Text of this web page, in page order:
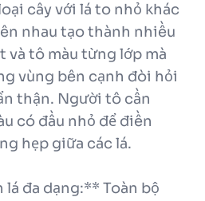
cây với lá to nhỏ khác
nhau tạo thành nhiều
và tô màu từng lớp mà
vùng bên cạnh đòi hỏi
thận. Người tô cần
có đầu nhỏ để điền
hẹp giữa các lá.
lá đa dạng:** Toàn bộ